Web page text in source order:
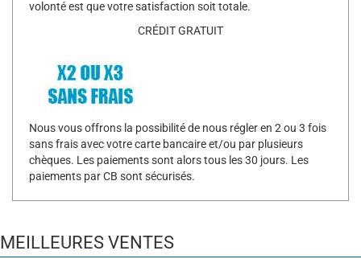
volonté est que votre satisfaction soit totale.
CRÉDIT GRATUIT
Nous vous offrons la possibilité de nous régler en 2 ou 3 fois
sans frais avec votre carte bancaire et/ou par plusieurs
chèques. Les paiements sont alors tous les 30 jours. Les
paiements par CB sont sécurisés.
MEILLEURES VENTES